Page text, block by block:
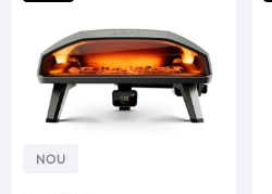
NOU